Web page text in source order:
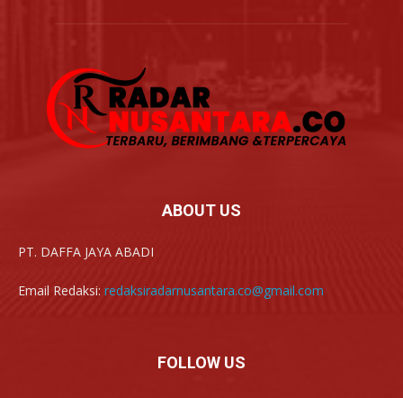
ABOUT US
PT. DAFFA JAYA ABADI
Email Redaksi: redaksiradarnusantara.co@gmail.com
FOLLOW US